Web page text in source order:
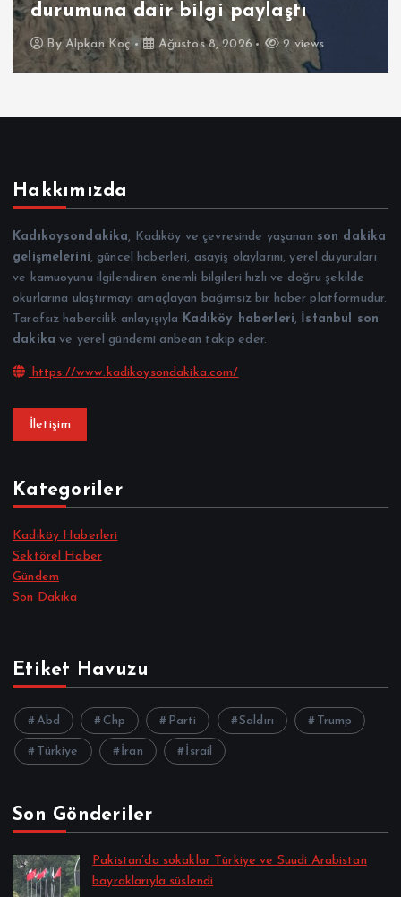
durumuna dair bilgi paylaştı
By Alpkan Koç Ağustos 8, 2026 2 views
Hakkımızda
Kadıkoysondakika, Kadıköy ve çevresinde yaşanan son dakika
gelişmelerini, güncel haberleri, asayiş olaylarını, yerel duyuruları
ve kamuoyunu ilgilendiren önemli bilgileri hızlı ve doğru şekilde
okurlarına ulaştırmayı amaçlayan bağımsız bir haber platformudur.
Tarafsız habercilik anlayışıyla Kadıköy haberleri,
İstanbul son
dakika ve yerel gündemi anbean takip eder.
https://www.kadikoysondakika.com/
İletişim
Kategoriler
Kadıköy Haberleri
Sektörel Haber
Gündem
Son Dakika
Etiket Havuzu
Abd Chp Parti Saldırı Trump
Türkiye İran İsrail
Son Gönderiler
Pakistan’da sokaklar Türkiye ve Suudi Arabistan
bayraklarıyla süslendi